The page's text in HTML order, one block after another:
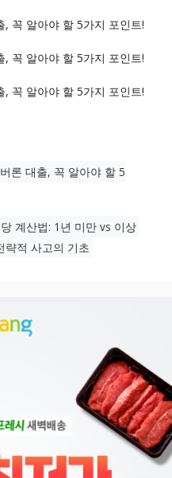
꼭 알아야 할 5가지 포인트!
꼭 알아야 할 5가지 포인트!
꼭 알아야 할 5가지 포인트!
론 대출, 꼭 알아야 할 5
계산법: 1년 미만 vs 이상
략적 사고의 기초